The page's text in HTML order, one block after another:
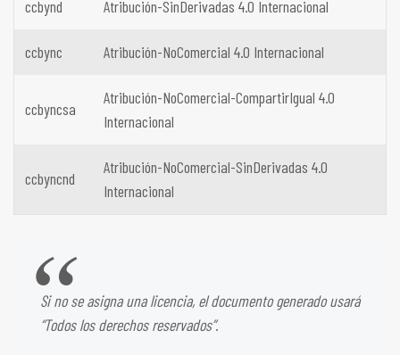
ccbynd Atribución-SinDerivadas 4.0 Internacional
ccbync Atribución-NoComercial 4.0 Internacional
ccbyncsa
Atribución-NoComercial-CompartirIgual 4.0
Internacional
ccbyncnd
Atribución-NoComercial-SinDerivadas 4.0
Internacional
Si no se asigna una licencia, el documento generado usará
“Todos los derechos reservados”.